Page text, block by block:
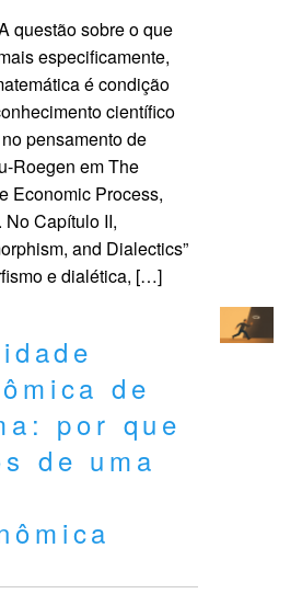
questão sobre o que
especificamente,
é condição
científico
pensamento de
Roegen em The
Economic Process,
Capítulo II,
and Dialectics”
e dialética, […]
de
por que
de uma